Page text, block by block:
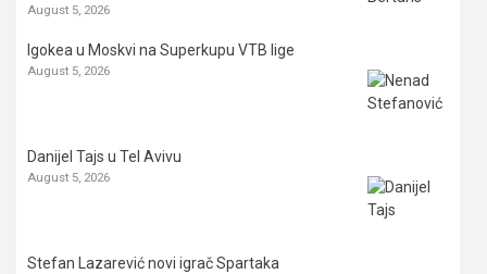
August 5, 2026
Igokea u Moskvi na Superkupu VTB lige
August 5, 2026
Danijel Tajs u Tel Avivu
August 5, 2026
Stefan Lazarević novi igrač Spartaka